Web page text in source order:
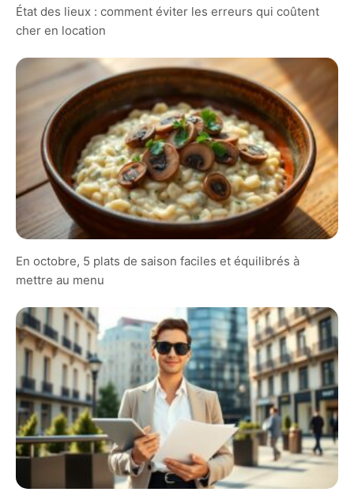
État des lieux : comment éviter les erreurs qui coûtent
cher en location
En octobre, 5 plats de saison faciles et équilibrés à
mettre au menu